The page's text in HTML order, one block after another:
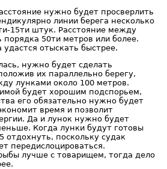
нужно будет просверлить
линии берега несколько
15ти штук. Расстояние между
50ти метров или более.
отыскать быстрее.
нужно будет сделать
их параллельно берегу,
лунками около 100 метров.
будет хорошим подспорьем,
его обязательно нужно будет
время и позволит
Да и лунок нужно будет
Когда лунки будут готовы
поскольку судак
передислоцироваться.
лучше с товарищем, тогда дело